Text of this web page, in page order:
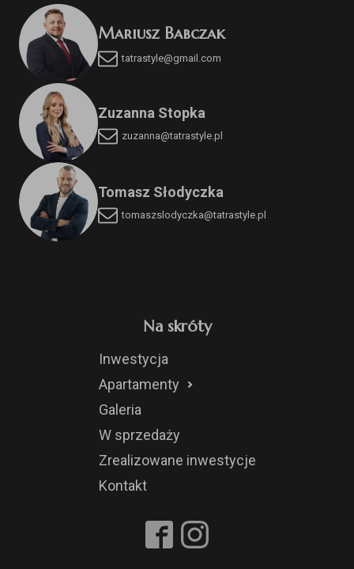
Mariusz Babczak
tatrastyle@gmail.com
Zuzanna Stopka
zuzanna@tatrastyle.pl
Tomasz Słodyczka
tomaszslodyczka@tatrastyle.pl
Na skróty
Inwestycja
Apartamenty
Galeria
W sprzedaży
Zrealizowane inwestycje
Kontakt